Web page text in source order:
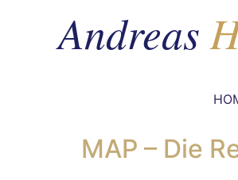
MAP – Die